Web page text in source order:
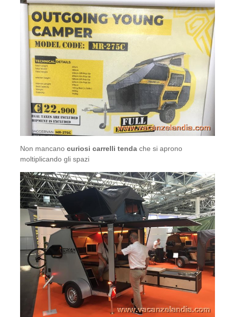
Non mancano curiosi carrelli tenda che si aprono
moltiplicando gli spazi